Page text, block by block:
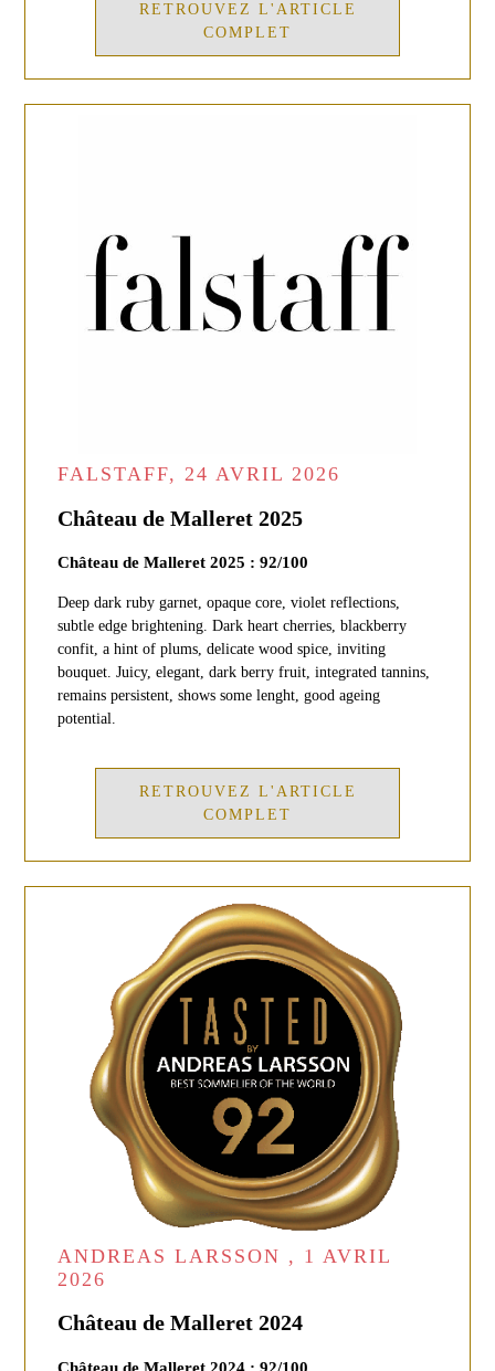
RETROUVEZ L'ARTICLE
COMPLET
FALSTAFF, 24 AVRIL 2026
Château de Malleret 2025
Château de Malleret 2025 : 92/100
Deep dark ruby garnet, opaque core, violet reflections,
subtle edge brightening. Dark heart cherries, blackberry
confit, a hint of plums, delicate wood spice, inviting
bouquet. Juicy, elegant, dark berry fruit, integrated tannins,
remains persistent, shows some lenght, good ageing
potential.
RETROUVEZ L'ARTICLE
COMPLET
ANDREAS LARSSON , 1 AVRIL
2026
Château de Malleret 2024
Château de Malleret 2024 : 92/100